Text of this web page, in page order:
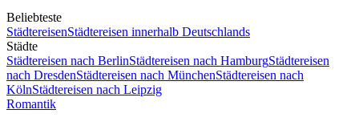
Beliebteste
StädtereisenStädtereisen innerhalb Deutschlands
Städte
Städtereisen nach BerlinStädtereisen nach HamburgStädtereisen
nach DresdenStädtereisen nach MünchenStädtereisen nach
KölnStädtereisen nach Leipzig
Romantik